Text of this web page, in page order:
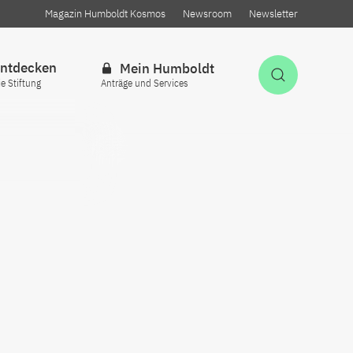
Magazin Humboldt Kosmos Newsroom Newsletter
Stiftung
Mein Humboldt
Anträge und Services